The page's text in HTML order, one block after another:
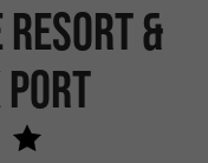
&
Port